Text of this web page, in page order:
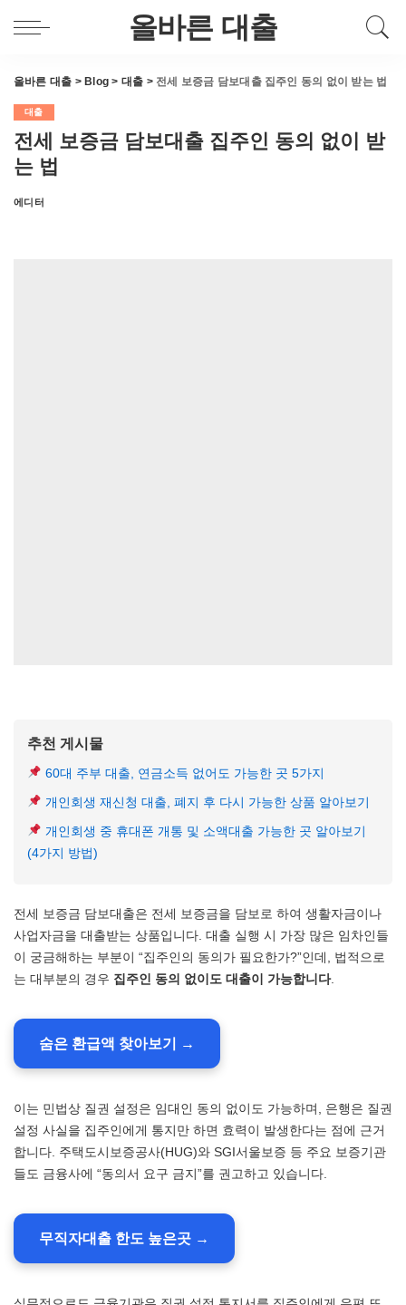
올바른 대출
올바른 대출 > Blog > 대출 > 전세 보증금 담보대출 집주인 동의 없이 받는 법
대출
전세 보증금 담보대출 집주인 동의 없이 받
는 법
Posted
에디터
추천 게시물
60대 주부 대출, 연금소득 없어도 가능한 곳 5가지
개인회생 재신청 대출, 폐지 후 다시 가능한 상품 알아보기
개인회생 중 휴대폰 개통 및 소액대출 가능한 곳 알아보기
(4가지 방법)
전세 보증금 담보대출은 전세 보증금을 담보로 하여 생활자금이나
사업자금을 대출받는 상품입니다. 대출 실행 시 가장 많은 임차인들
이 궁금해하는 부분이 “집주인의 동의가 필요한가?”인데, 법적으로
는 대부분의 경우 집주인 동의 없이도 대출이 가능합니다.
숨은 환급액 찾아보기 →
이는 민법상 질권 설정은 임대인 동의 없이도 가능하며, 은행은 질권
설정 사실을 집주인에게 통지만 하면 효력이 발생한다는 점에 근거
합니다. 주택도시보증공사(HUG)와 SGI서울보증 등 주요 보증기관
들도 금융사에 “동의서 요구 금지”를 권고하고 있습니다.
무직자대출 한도 높은곳 →